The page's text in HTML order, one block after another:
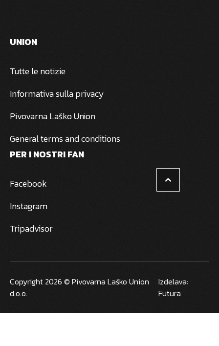
UNION
Tutte le notizie
Informativa sulla privacy
Pivovarna Laško Union
General terms and conditions
PER I NOSTRI FAN
Facebook
Instagram
Tripadvisor
Copyright 2026 © Pivovarna Laško Union
d.o.o.
Izdelava:
Futura